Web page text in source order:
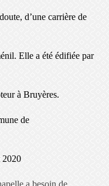
de
édifiée par
de
de